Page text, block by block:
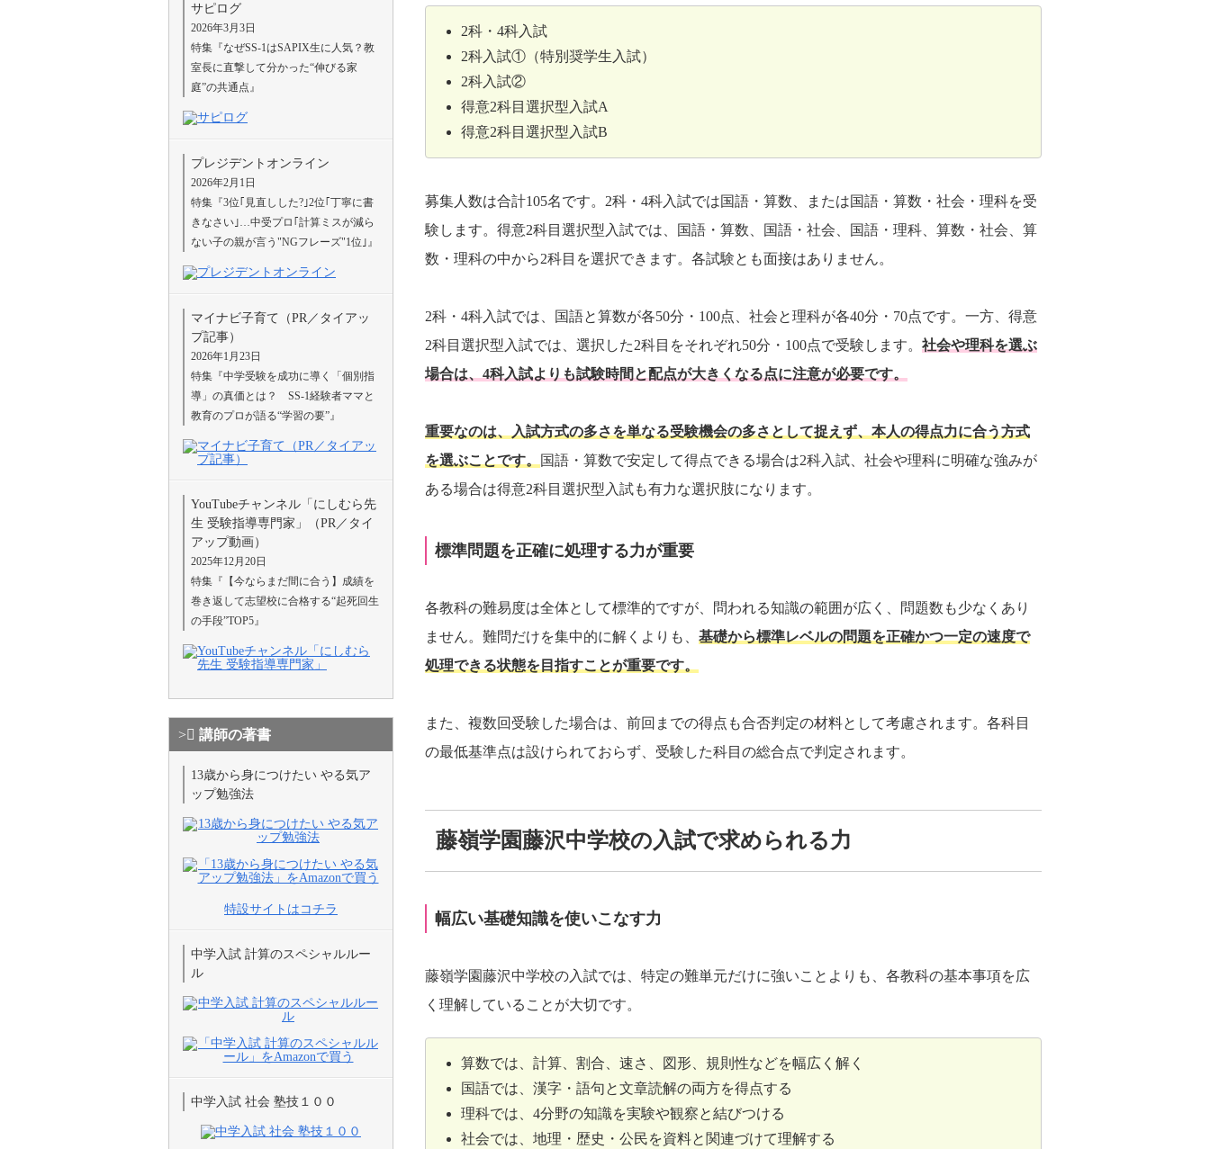
2科・4科入試
2科入試①（特別奨学生入試）
2科入試②
得意2科目選択型入試A
得意2科目選択型入試B
募集人数は合計105名です。2科・4科入試では国語・算数、または国語・算数・社会・理科を受
験します。得意2科目選択型入試では、国語・算数、国語・社会、国語・理科、算数・社会、算
数・理科の中から2科目を選択できます。各試験とも面接はありません。
2科・4科入試では、国語と算数が各50分・100点、社会と理科が各40分・70点です。一方、得意
2科目選択型入試では、選択した2科目をそれぞれ50分・100点で受験します。 社会や理科を選ぶ
場合は、4科入試よりも試験時間と配点が大きくなる点に注意が必要です。
重要なのは、入試方式の多さを単なる受験機会の多さとして捉えず、本人の得点力に合う方式
を選ぶことです。
国語・算数で安定して得点できる場合は2科入試、社会や理科に明確な強みが
ある場合は得意2科目選択型入試も有力な選択肢になります。
標準問題を正確に処理する力が重要
各教科の難易度は全体として標準的ですが、問われる知識の範囲が広く、問題数も少なくあり
ません。難問だけを集中的に解くよりも、 基礎から標準レベルの問題を正確かつ一定の速度で
処理できる状態を目指すことが重要です。
また、複数回受験した場合は、前回までの得点も合否判定の材料として考慮されます。各科目
の最低基準点は設けられておらず、受験した科目の総合点で判定されます。
藤嶺学園藤沢中学校の入試で求められる力
幅広い基礎知識を使いこなす力
藤嶺学園藤沢中学校の入試では、特定の難単元だけに強いことよりも、各教科の基本事項を広
く理解していることが大切です。
算数では、計算、割合、速さ、図形、規則性などを幅広く解く
国語では、漢字・語句と文章読解の両方を得点する
理科では、4分野の知識を実験や観察と結びつける
社会では、地理・歴史・公民を資料と関連づけて理解する
サピログ
2026年3月3日
特集『なぜSS-1はSAPIX生に人気？教
室長に直撃して分かった“伸びる家
庭”の共通点』
プレジデントオンライン
2026年2月1日
特集『3位｢見直しした?｣2位｢丁寧に書
きなさい｣…中受プロ｢計算ミスが減ら
ない子の親が言う"NGフレーズ"1位｣』
マイナビ子育て（PR／タイアッ
プ記事）
2026年1月23日
特集『中学受験を成功に導く「個別指
導」の真価とは？ SS-1経験者ママと
教育のプロが語る“学習の要”』
YouTubeチャンネル「にしむら先
生 受験指導専門家」（PR／タイ
アップ動画）
2025年12月20日
特集『【今ならまだ間に合う】成績を
巻き返して志望校に合格する“起死回生
の手段”TOP5』
講師の著書
13歳から身につけたい やる気ア
ップ勉強法
特設サイトはコチラ
中学入試 計算のスペシャルルー
ル
中学入試 社会 塾技１００